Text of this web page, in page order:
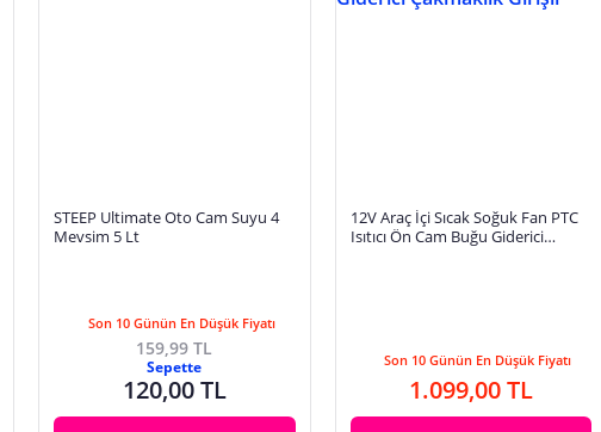
STEEP Ultimate Oto Cam Suyu 4
Mevsim 5 Lt
Son 10 Günün En Düşük Fiyatı
159,99 TL
Sepette
120,00 TL
12V Araç İçi Sıcak Soğuk Fan PTC
Isıtıcı Ön Cam Buğu Giderici
Son 10 Günün En Düşük Fiyatı
1.099,00 TL